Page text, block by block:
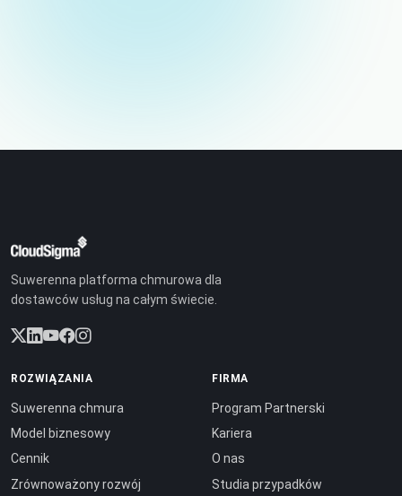
Suwerenna platforma chmurowa dla
dostawców usług na całym świecie.
ROZWIĄZANIA
Suwerenna chmura
Model biznesowy
Cennik
Zrównoważony rozwój
FIRMA
Program Partnerski
Kariera
O nas
Studia przypadków